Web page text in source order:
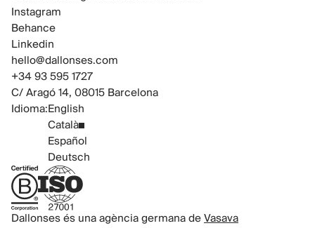
Instagram
Behance
Linkedin
hello@dallonses.com
+34 93 595 1727
C/ Aragó 14, 08015 Barcelona
Idioma:English
Català
Español
Deutsch
B Corp Certified
ISO 27001 Certified
Dallonses és una agència germana deVasava